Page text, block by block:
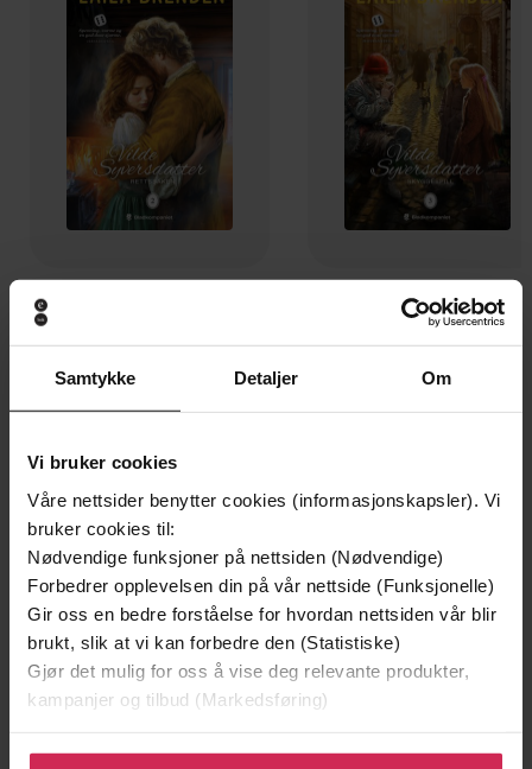
Samtykke Detaljer Om
Vi bruker cookies
Våre nettsider benytter cookies (informasjonskapsler). Vi
bruker cookies til:
Nødvendige funksjoner på nettsiden (Nødvendige)
Forbedrer opplevelsen din på vår nettside (Funksjonelle)
Gir oss en bedre forståelse for hvordan nettsiden vår blir
brukt, slik at vi kan forbedre den (Statistiske)
Gjør det mulig for oss å vise deg relevante produkter,
kampanjer og tilbud (Markedsføring)
Klikk på «Godta alle» for å gi oss ditt samtykke til å
EBOK
129,-
Skyggespill
EBOK
Andre har også kjøpt
Premium